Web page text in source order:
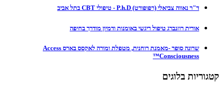
ד"ר נאווה צביאלי (רפופורט) P.h.D - טיפולי CBT בתל אביב
אורית רוזנברג טיפול ריגשי באומנות ודמיון מודרך בחיפה
שרונה סופר -מאמנת רוחנית, מטפלת ומורה לאקסס בארס Access
Consciousness™
קטגוריות בלוגים